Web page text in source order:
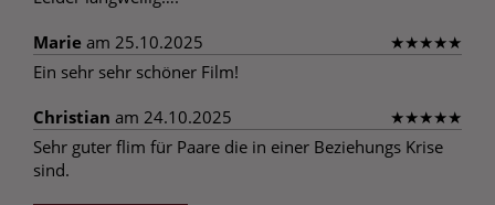
Marie am 25.10.2025 ★★★★★
Ein sehr sehr schöner Film!
Christian am 24.10.2025 ★★★★★
Sehr guter flim für Paare die in einer Beziehungs Krise
sind.